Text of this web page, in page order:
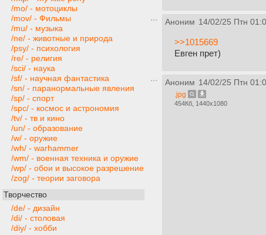
/mo/ - мотоциклы
/mov/ - Фильмы
/mu/ - музыка
/ne/ - животные и природа
/psy/ - психология
/re/ - религия
/sci/ - наука
/sf/ - научная фантастика
/sn/ - паранормальные явления
/sp/ - спорт
/spc/ - космос и астрономия
/tv/ - тв и кино
/un/ - образование
/w/ - оружие
/wh/ - warhammer
/wm/ - военная техника и оружие
/wp/ - обои и высокое разрешение
/zog/ - теории заговора
Творчество
/de/ - дизайн
/di/ - столовая
/diy/ - хобби
Аноним 14/02/25 Птн
>>1015669
Евген прет)
Аноним 14/02/25 Птн
.jpg
454Кб, 1440x1080